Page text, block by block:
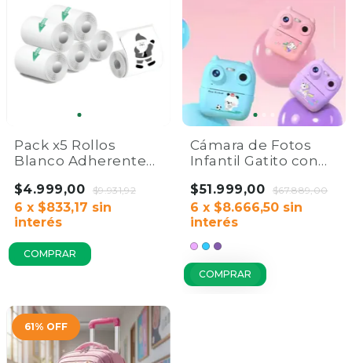
Pack x5 Rollos
Blanco Adherente
Térmica 57mm x3m
| Home Co.
$4.999,00 $9.931,92
6 x $833,17 sin
interés
Cámara de Fotos
Infantil Gatito con
Térmica HD | Con
Flash
$51.999,00 $67.889,00
6 x $8.666,50 sin
interés
COMPRAR
61% OFF